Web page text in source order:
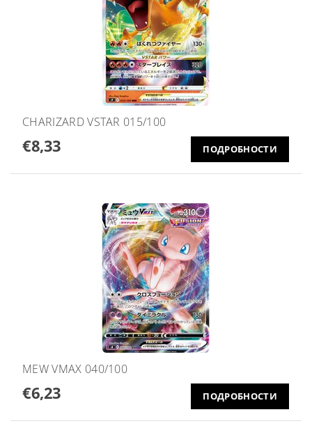
CHARIZARD VSTAR 015/100
€8,33 ПОДРОБНОСТИ
MEW VMAX 040/100
€6,23 ПОДРОБНОСТИ